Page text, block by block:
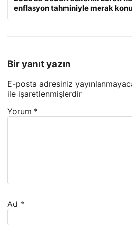
enflasyon tahminiyle merak
Bir yanıt yazın
E-posta adresiniz
ile işaretlenmişlerdir
Yorum *
Ad *